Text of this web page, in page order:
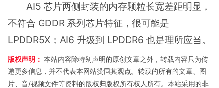
AI5 芯片两侧封装的内存颗粒长宽差距明显，
不符合 GDDR 系列芯片特征，很可能是
LPDDR5X；AI6 升级到 LPDDR6 也是理所应当。
版权声明： 本站内容除特别声明的原创文章之外，转载内容只为传
递更多信息，并不代表本网站赞同其观点。转载的所有的文章、图
片、音/视频文件等资料的版权归版权所有权人所有。本站采用的非